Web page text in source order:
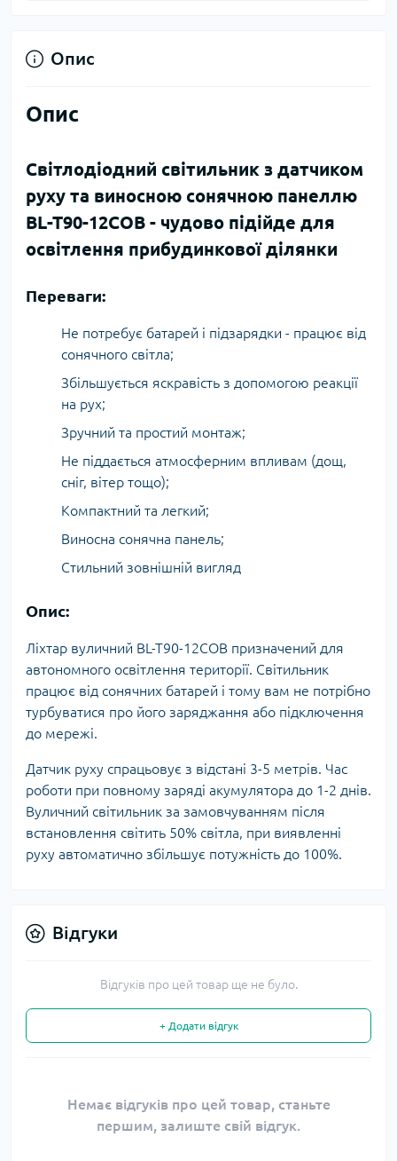
Опис
Опис
Світлодіодний світильник з датчиком
руху та виносною сонячною панеллю
BL-T90-12COB - чудово підійде для
освітлення прибудинкової ділянки
Переваги:
Не потребує батарей і підзарядки - працює від
сонячного світла;
Збільшується яскравість з допомогою реакції
на рух;
Зручний та простий монтаж;
Не піддається атмосферним впливам (дощ,
сніг, вітер тощо);
Компактний та легкий;
Виносна сонячна панель;
Стильний зовнішній вигляд
Опис:
Ліхтар вуличний BL-T90-12COB призначений для
автономного освітлення території. Світильник
працює від сонячних батарей і тому вам не потрібно
турбуватися про його заряджання або підключення
до мережі.
Датчик руху спрацьовує з відстані 3-5 метрів. Час
роботи при повному заряді акумулятора до 1-2 днів.
Вуличний світильник за замовчуванням після
встановлення світить 50% світла, при виявленні
руху автоматично збільшує потужність до 100%.
Відгуки
Відгуків про цей товар ще не було.
+ Додати відгук
Немає відгуків про цей товар, станьте
першим, залиште свій відгук.